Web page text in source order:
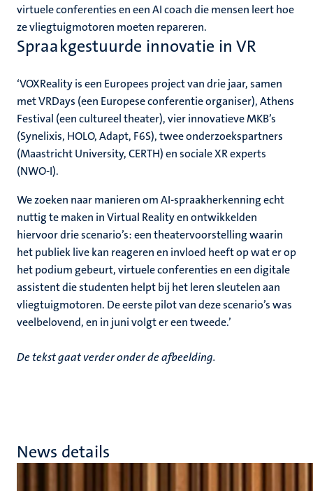
virtuele conferenties en een AI coach die mensen leert hoe
ze vliegtuigmotoren moeten repareren.
Spraakgestuurde innovatie in VR
‘VOXReality is een Europees project van drie jaar, samen
met VRDays (een Europese conferentie organiser), Athens
Festival (een cultureel theater), vier innovatieve MKB’s
(Synelixis, HOLO, Adapt, F6S), twee onderzoekspartners
(Maastricht University, CERTH) en sociale XR experts
(NWO-I).
We zoeken naar manieren om AI-spraakherkenning echt
nuttig te maken in Virtual Reality en ontwikkelden
hiervoor drie scenario’s: een theatervoorstelling waarin
het publiek live kan reageren en invloed heeft op wat er op
het podium gebeurt, virtuele conferenties en een digitale
assistent die studenten helpt bij het leren sleutelen aan
vliegtuigmotoren. De eerste pilot van deze scenario’s was
veelbelovend, en in juni volgt er een tweede.’
De tekst gaat verder onder de afbeelding.
News details